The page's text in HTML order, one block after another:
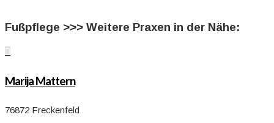
Fußpflege >>> Weitere Praxen in der Nähe:

Marija Mattern
76872 Freckenfeld